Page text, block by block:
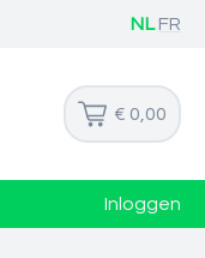
NL FR
€ 0,00
Inloggen